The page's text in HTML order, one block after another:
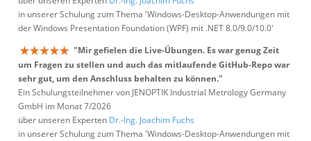
in unserer Schulung zum Thema 'Windows-Desktop-Anwendungen mit
der Windows Presentation Foundation (WPF) mit .NET 8.0/9.0/10.0'
"Mir gefielen die Live-Übungen. Es war genug Zeit
um Fragen zu stellen und auch das mitlaufende GitHub-Repo war
sehr gut, um den Anschluss behalten zu können."
Ein Schulungsteilnehmer von JENOPTIK Industrial Metrology Germany
GmbH im Monat 7/2026
über unseren Experten Dr.-Ing. Joachim Fuchs
in unserer Schulung zum Thema 'Windows-Desktop-Anwendungen mit